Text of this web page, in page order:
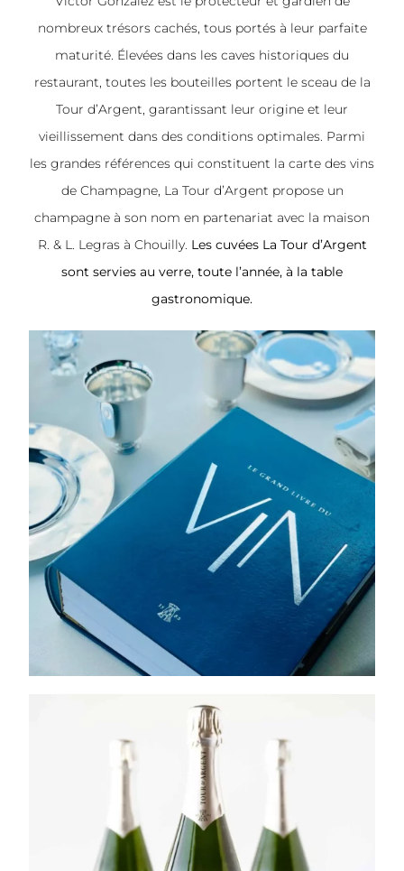
nombreux trésors cachés, tous portés à leur parfaite
maturité. Élevées dans les caves historiques du
restaurant, toutes les bouteilles portent le sceau de la
Tour d’Argent, garantissant leur origine et leur
vieillissement dans des conditions optimales. Parmi
les grandes références qui constituent la carte des vins
de Champagne, La Tour d’Argent propose un
champagne à son nom en partenariat avec la maison
R. & L. Legras à Chouilly. Les cuvées La Tour d’Argent
sont servies au verre, toute l’année, à la table
gastronomique.